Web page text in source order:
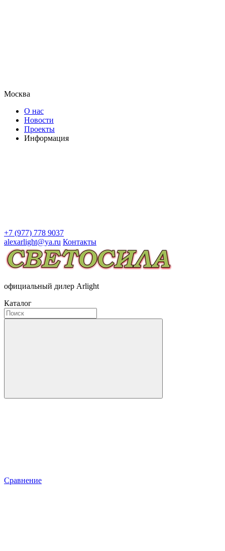
Москва
О нас
Новости
Проекты
Информация
+7 (977) 778 9037
alexarlight@ya.ru Контакты
официальный дилер Arlight
Каталог
Сравнение